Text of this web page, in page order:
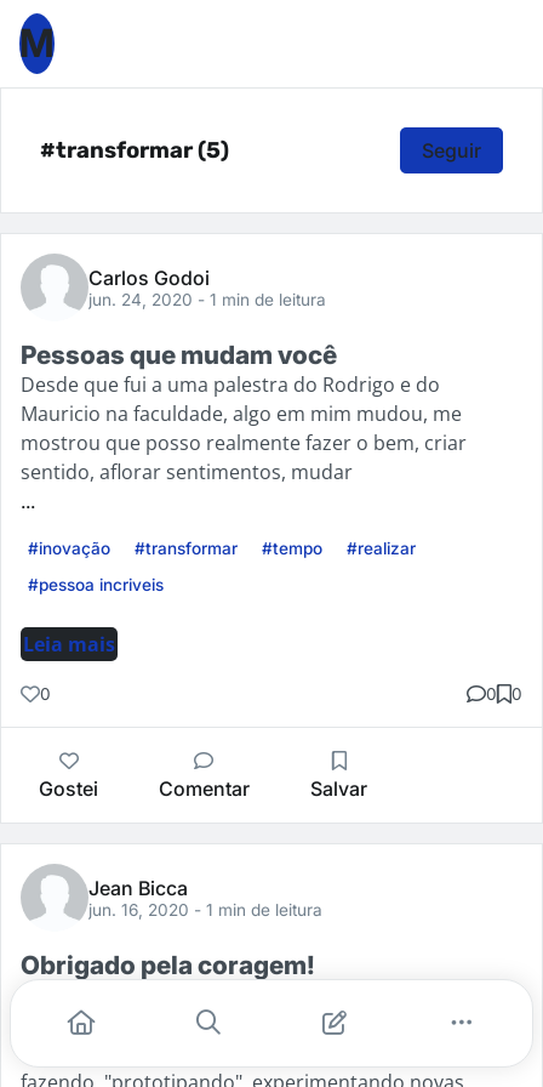
M
#transformar (5) Seguir
Carlos Godoi
jun. 24, 2020 - 1 min de leitura
Pessoas que mudam você
Desde que fui a uma palestra do Rodrigo e do
Mauricio na faculdade, algo em mim mudou, me
mostrou que posso realmente fazer o bem, criar
sentido, aflorar sentimentos, mudar
...
#inovação #transformar #tempo
#realizar
#pessoa incriveis
Leia mais
0 0 0
Gostei Comentar Salvar
Jean Bicca
jun. 16, 2020 - 1 min de leitura
Obrigado pela coragem!
Obrigado por compartilhar a coragem de fazer e de
criar, inspirando que é possível ser disruptivo com